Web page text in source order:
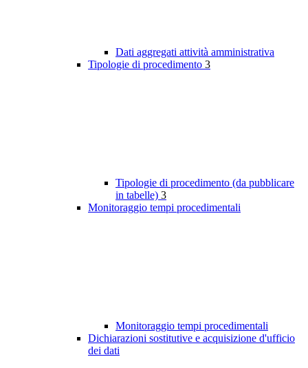
Dati aggregati attività amministrativa
Tipologie di procedimento 3
Tipologie di procedimento (da pubblicare
in tabelle) 3
Monitoraggio tempi procedimentali
Monitoraggio tempi procedimentali
Dichiarazioni sostitutive e acquisizione d'ufficio
dei dati